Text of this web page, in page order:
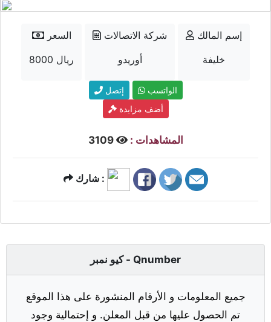
السعر
8000 ريال
شركة الاتصالات
أوريدو
إسم المالك
خليفة
إتصل
الواتسب
أضف مزايدة
المشاهدات : 3109
شارك :
كيو نمبر - Qnumber
جميع المعلومات و الأرقام المنشورة على هذا الموقع
تم الحصول عليها من قبل المعلن. و إحتمالية وجود